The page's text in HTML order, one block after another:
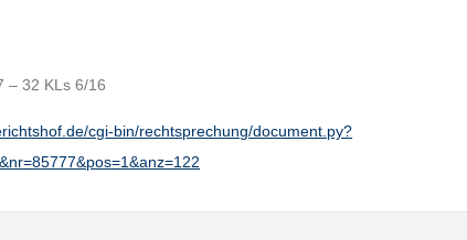
– 32 KLs 6/16
cgi-bin/rechtsprechung/document.py?